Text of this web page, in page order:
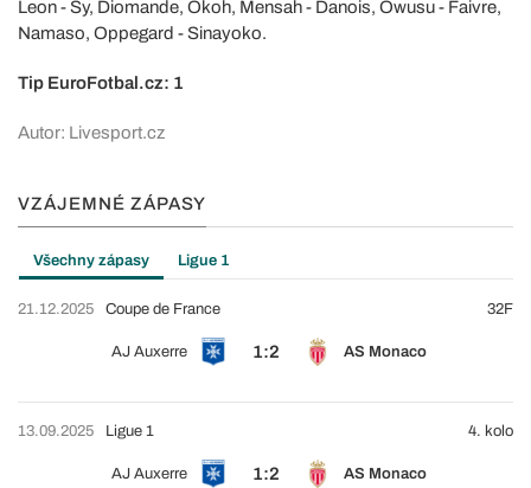
Leon - Sy, Diomande, Okoh, Mensah - Danois, Owusu - Faivre,
Namaso, Oppegard - Sinayoko.
Tip EuroFotbal.cz: 1
Autor: Livesport.cz
VZÁJEMNÉ ZÁPASY
Všechny zápasy Ligue 1
21.12.2025
AJ Auxerre 1:2 AS Monaco
Coupe de France 32F
13.09.2025
AJ Auxerre 1:2 AS Monaco
Ligue 1 4. kolo